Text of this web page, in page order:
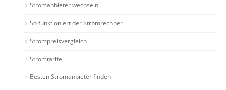
Stromanbieter wechseln
So funktioniert der Stromrechner
Strompreisvergleich
Stromtarife
Besten Stromanbieter finden